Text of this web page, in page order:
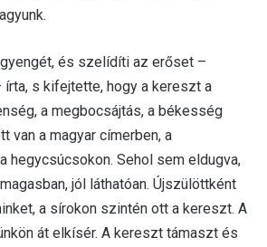
és szelídíti az erőset –
írta, s kifejtette, hogy a kereszt a
a megbocsájtás, a békesség
van a magyar címerben, a
hegycsúcsokon. Sehol sem eldugva,
jól láthatóan. Újszülöttként
a sírokon szintén ott a kereszt. A
át elkísér. A kereszt támaszt és